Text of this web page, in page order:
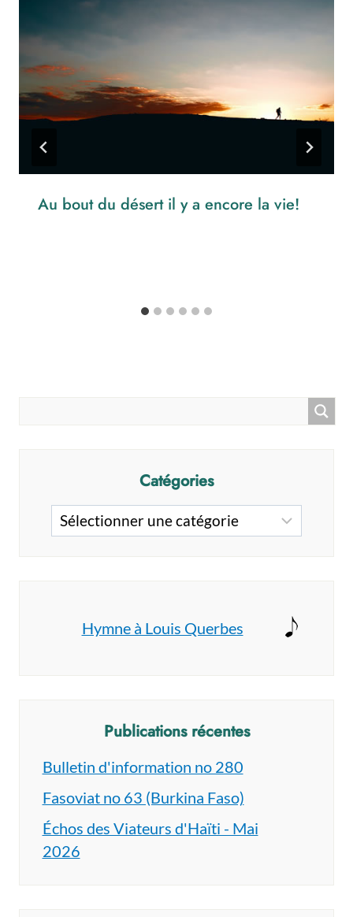
Au bout du désert il y a encore la vie!
Catégories
Catégories
Hymne à Louis Querbes
Publications récentes
Bulletin d'information no 280
Fasoviat no 63 (Burkina Faso)
Échos des Viateurs d'Haïti - Mai
2026